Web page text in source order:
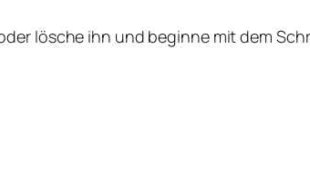
lösche ihn und beginne mit dem